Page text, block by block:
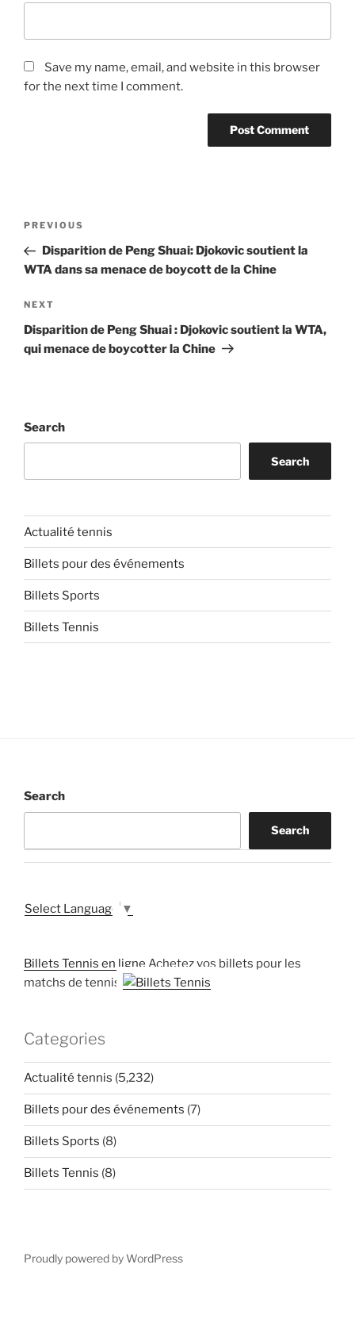
Save my name, email, and website in this browser
for the next time I comment.
Previous
Post
PREVIOUS
Disparition de Peng Shuai: Djokovic soutient la
WTA dans sa menace de boycott de la Chine
Next
Post
NEXT
Disparition de Peng Shuai : Djokovic soutient la WTA,
qui menace de boycotter la Chine
Search
Search
Actualité tennis
Billets pour des événements
Billets Sports
Billets Tennis
Search
Search
Select Language ▼
Billets Tennis en ligne Achetez vos billets pour les
matchs de tennis
Categories
Actualité tennis (5,232)
Billets pour des événements (7)
Billets Sports (8)
Billets Tennis (8)
Proudly powered by WordPress